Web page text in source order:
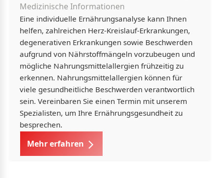
Medizinische Informationen
Eine individuelle Ernährungsanalyse kann Ihnen
helfen, zahlreichen Herz-Kreislauf-Erkrankungen,
degenerativen Erkrankungen sowie Beschwerden
aufgrund von Nährstoffmängeln vorzubeugen und
mögliche Nahrungsmittelallergien frühzeitig zu
erkennen. Nahrungsmittelallergien können für
viele gesundheitliche Beschwerden verantwortlich
sein. Vereinbaren Sie einen Termin mit unserem
Spezialisten, um Ihre Ernährungsgesundheit zu
besprechen.
Mehr erfahren